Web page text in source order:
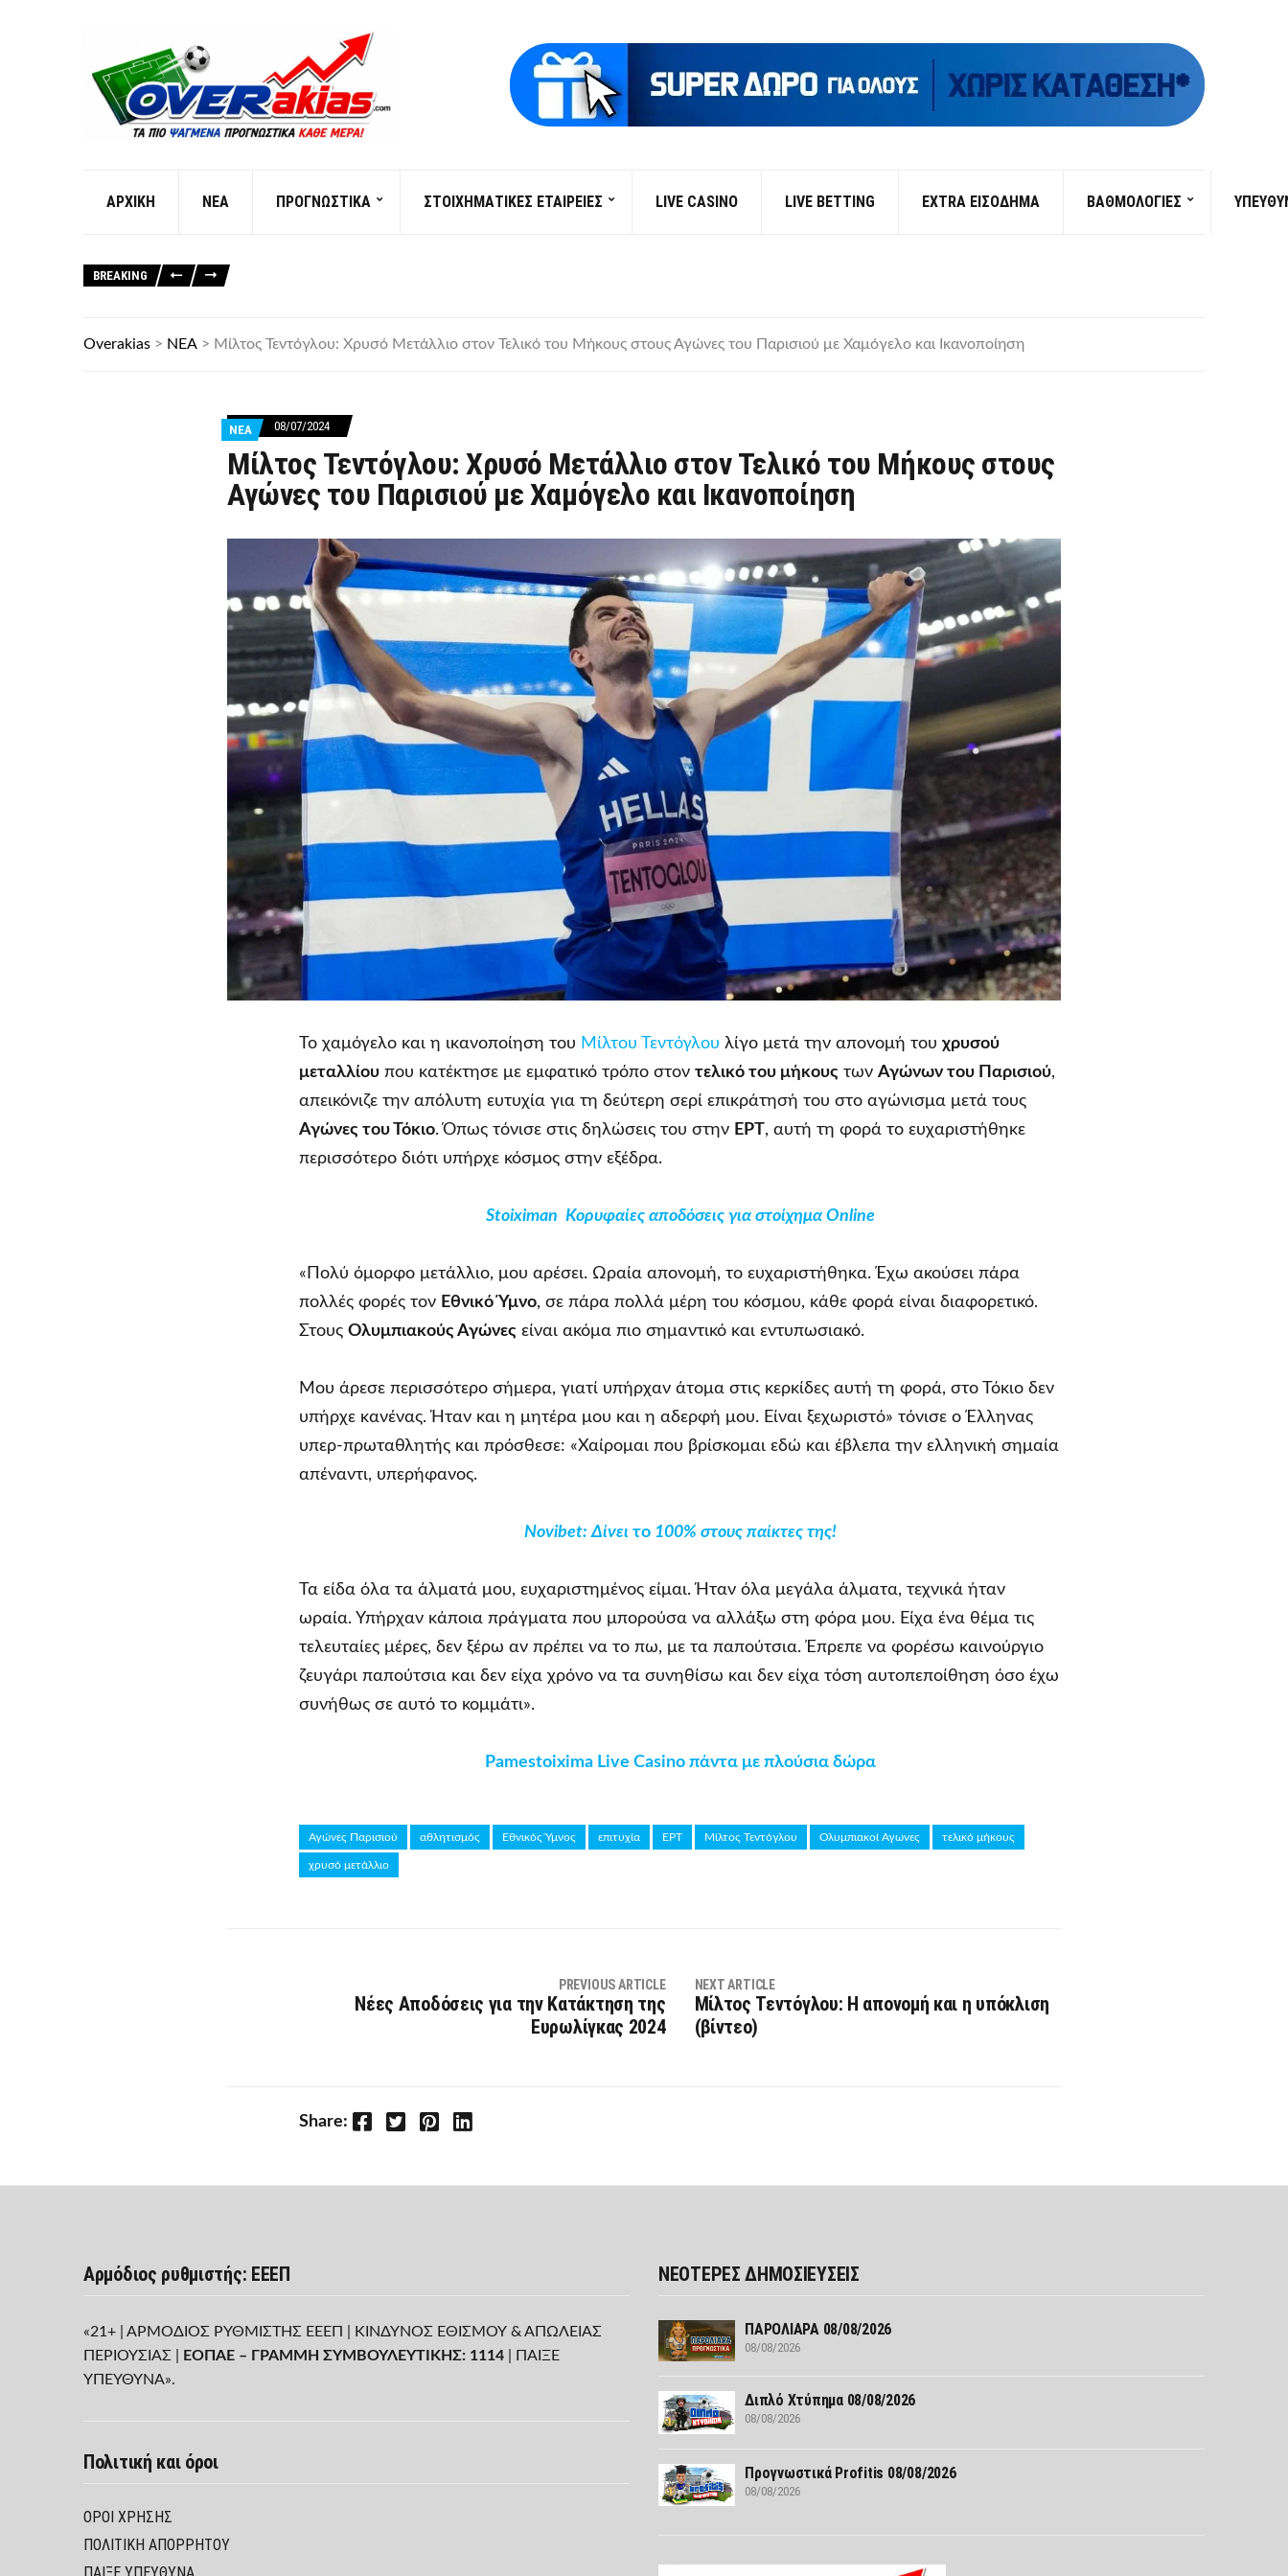
AΡXIKH ΝΕΑ ΠΡΟΓΝΩΣΤΙΚΑ ΣΤΟΙΧΗΜΑΤΙΚΕΣ ΕΤΑΙΡΕΙΕΣ LIVE CASINO LIVE BETTING EXTRA ΕΙΣΟΔΗΜΑ ΒΑΘΜΟΛΟΓΙΕΣ
BREAKING
Overakias > ΝΕΑ > Μίλτος Τεντόγλου: Χρυσό Μετάλλιο στον Τελικό του Μήκους στους Αγώνες του Παρισιού με Χαμόγελο και Ικανοποίηση
ΝΕΑ 08/07/2024
Μίλτος Τεντόγλου: Χρυσό Μετάλλιο στον Τελικό του Μήκους στους
Αγώνες του Παρισιού με Χαμόγελο και Ικανοποίηση
Το χαμόγελο και η ικανοποίηση του Μίλτου Τεντόγλου λίγο μετά την απονομή του χρυσού
μεταλλίου που κατέκτησε με εμφατικό τρόπο στον τελικό του μήκους των Αγώνων του Παρισιού,
απεικόνιζε την απόλυτη ευτυχία για τη δεύτερη σερί επικράτησή του στο αγώνισμα μετά τους
Αγώνες του Τόκιο. Όπως τόνισε στις δηλώσεις του στην ΕΡΤ, αυτή τη φορά το ευχαριστήθηκε
περισσότερο διότι υπήρχε κόσμος στην εξέδρα.
Stoiximan Κορυφαίες αποδόσεις για στοίχημα Online
«Πολύ όμορφο μετάλλιο, μου αρέσει. Ωραία απονομή, το ευχαριστήθηκα. Έχω ακούσει πάρα
πολλές φορές τον Εθνικό Ύμνο, σε πάρα πολλά μέρη του κόσμου, κάθε φορά είναι διαφορετικό.
Στους Ολυμπιακούς Αγώνες είναι ακόμα πιο σημαντικό και εντυπωσιακό.
Μου άρεσε περισσότερο σήμερα, γιατί υπήρχαν άτομα στις κερκίδες αυτή τη φορά, στο Τόκιο δεν
υπήρχε κανένας. Ήταν και η μητέρα μου και η αδερφή μου. Είναι ξεχωριστό» τόνισε ο Έλληνας
υπερ-πρωταθλητής και πρόσθεσε: «Χαίρομαι που βρίσκομαι εδώ και έβλεπα την ελληνική σημαία
απέναντι, υπερήφανος.
Novibet: Δίνειτο100% στους παίκτες της!
Τα είδα όλα τα άλματά μου, ευχαριστημένος είμαι. Ήταν όλα μεγάλα άλματα, τεχνικά ήταν
ωραία. Υπήρχαν κάποια πράγματα που μπορούσα να αλλάξω στη φόρα μου. Είχα ένα θέμα τις
τελευταίες μέρες, δεν ξέρω αν πρέπει να το πω, με τα παπούτσια. Έπρεπε να φορέσω καινούργιο
ζευγάρι παπούτσια και δεν είχα χρόνο να τα συνηθίσω και δεν είχα τόση αυτοπεποίθηση όσο έχω
συνήθως σε αυτό το κομμάτι».
Pamestoixima Live Casino πάντα με πλούσια δώρα
Αγώνες Παρισιού αθλητισμός Εθνικός Ύμνος επιτυχία ΕΡΤ Μίλτος Τεντόγλου Ολυμπιακοί Αγωνες τελικό μήκους
χρυσό μετάλλιο
PREVIOUS ARTICLE
Νέες Αποδόσεις για την Κατάκτηση της
Ευρωλίγκας 2024
NEXT ARTICLE
Μίλτος Τεντόγλου: Η απονομή και η υπόκλιση
(βίντεο)
Share: Facebook Twitter Pinterest LinkedIn
Αρμόδιος ρυθμιστής: ΕΕΕΠ
«21+ | ΑΡΜΟΔΙΟΣ ΡΥΘΜΙΣΤΗΣ ΕΕΕΠ | ΚΙΝΔΥΝΟΣ ΕΘΙΣΜΟΥ & ΑΠΩΛΕΙΑΣ
ΠΕΡΙΟΥΣΙΑΣ |
ΕΟΠΑΕ – ΓΡΑΜΜΗ ΣΥΜΒΟΥΛΕΥΤΙΚΗΣ: 1114 | ΠΑΙΞΕ
ΥΠΕΥΘΥΝΑ».
Πολιτική και όροι
ΌΡΟΙ ΧΡΉΣΗΣ
ΠΟΛΙΤΙΚΉ ΑΠΟΡΡΉΤΟΥ
ΝΕΟΤΕΡΕΣ ΔΗΜΟΣΙΕΥΣΕΙΣ
ΠΑΡΟΛΙΑΡΑ 08/08/2026
08/08/2026
Διπλό Χτύπημα 08/08/2026
08/08/2026
Προγνωστικά Profitis 08/08/2026
08/08/2026